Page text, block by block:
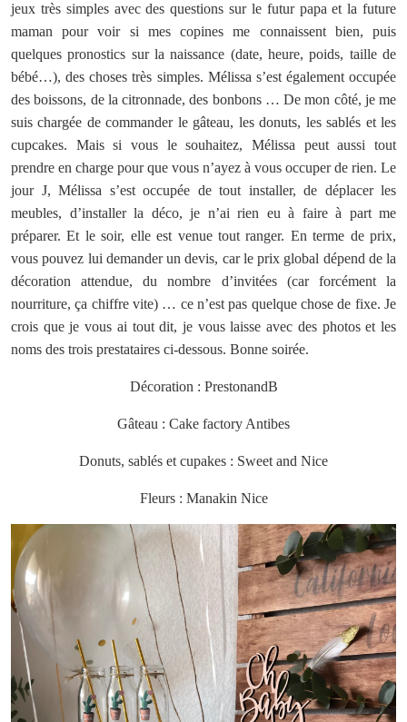
jeux très simples avec des questions sur le futur papa et la future
maman pour voir si mes copines me connaissent bien, puis
quelques pronostics sur la naissance (date, heure, poids, taille de
bébé…), des choses très simples. Mélissa s’est également occupée
des boissons, de la citronnade, des bonbons … De mon côté, je me
suis chargée de commander le gâteau, les donuts, les sablés et les
cupcakes. Mais si vous le souhaitez, Mélissa peut aussi tout
prendre en charge pour que vous n’ayez à vous occuper de rien. Le
jour J, Mélissa s’est occupée de tout installer, de déplacer les
meubles, d’installer la déco, je n’ai rien eu à faire à part me
préparer. Et le soir, elle est venue tout ranger. En terme de prix,
vous pouvez lui demander un devis, car le prix global dépend de la
décoration attendue, du nombre d’invitées (car forcément la
nourriture, ça chiffre vite) … ce n’est pas quelque chose de fixe. Je
crois que je vous ai tout dit, je vous laisse avec des photos et les
noms des trois prestataires ci-dessous. Bonne soirée.
Décoration : PrestonandB
Gâteau : Cake factory Antibes
Donuts, sablés et cupakes : Sweet and Nice
Fleurs : Manakin Nice